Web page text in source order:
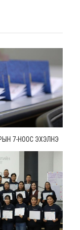
7-НООС ЭХЭЛНЭ